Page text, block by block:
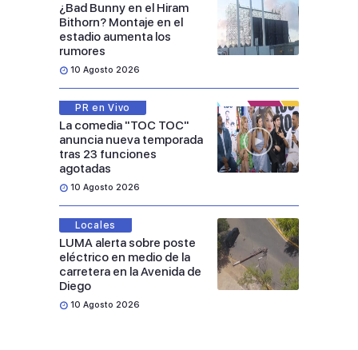
¿Bad Bunny en el Hiram
Bithorn? Montaje en el
estadio aumenta los
rumores
10 Agosto 2026
PR en Vivo
La comedia "TOC TOC"
anuncia nueva temporada
tras 23 funciones
agotadas
10 Agosto 2026
Locales
LUMA alerta sobre poste
eléctrico en medio de la
carretera en la Avenida de
Diego
10 Agosto 2026